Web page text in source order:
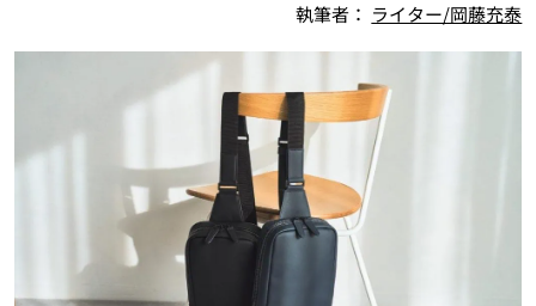
執筆者： ライター/岡藤充泰